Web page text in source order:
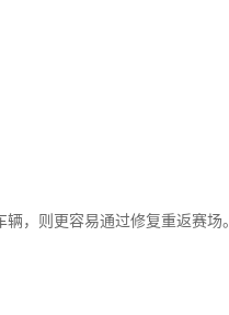
，则更容易通过修复重返赛场。